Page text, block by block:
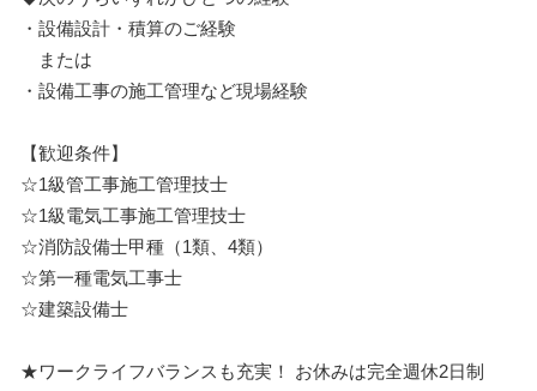
・設備設計・積算のご経験
または
・設備工事の施工管理など現場経験
【歓迎条件】
☆1級管工事施工管理技士
☆1級電気工事施工管理技士
☆消防設備士甲種（1類、4類）
☆第一種電気工事士
☆建築設備士
★ワークライフバランスも充実！ お休みは完全週休2日制